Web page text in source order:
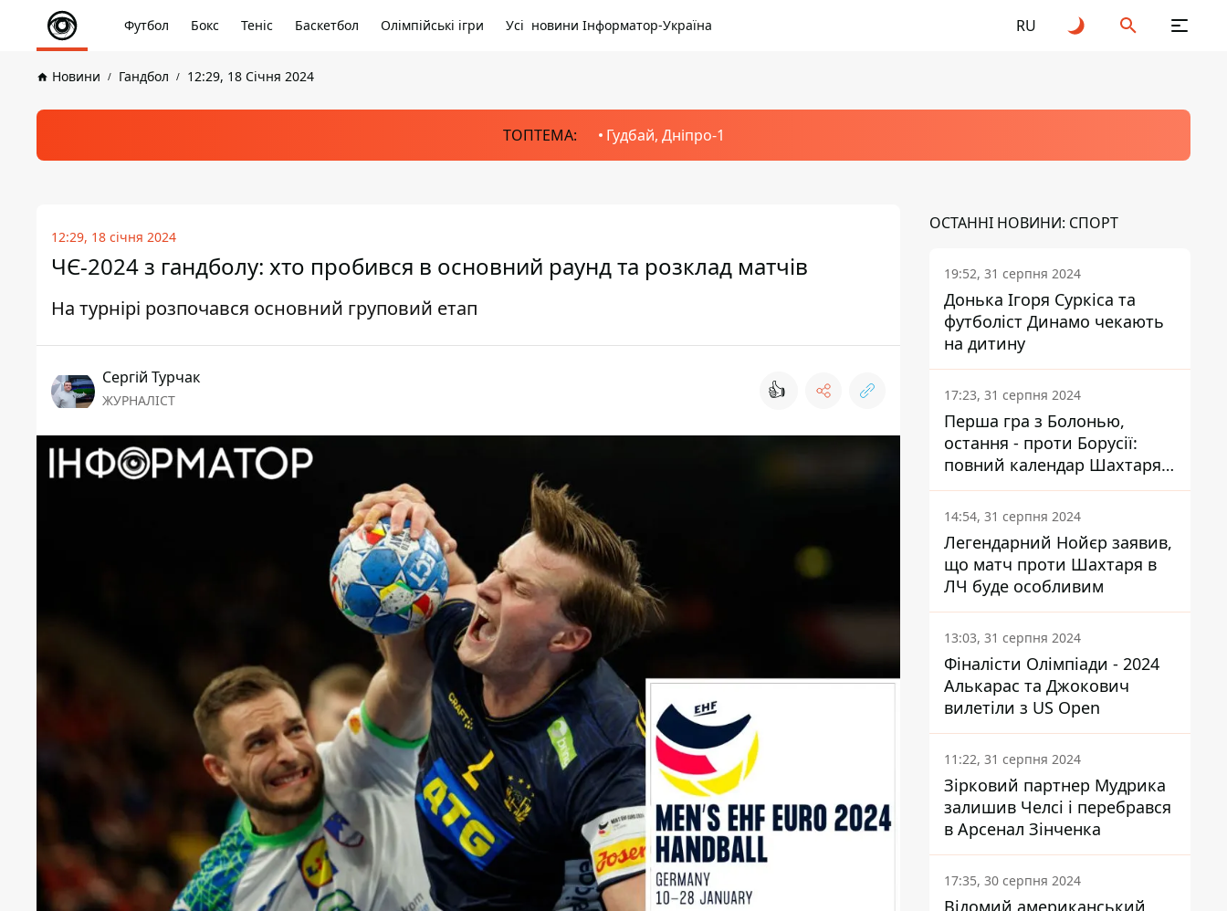
Футбол Бокс Теніс Баскетбол Олімпійські ігри Усі новини Інформатор-Україна RU
Новини Гандбол 12:29, 18 Січня 2024
ТОПТЕМА: Гудбай, Дніпро-1
12:29, 18 січня 2024
ЧЄ-2024 з гандболу: хто пробився в основний раунд та розклад матчів
На турнірі розпочався основний груповий етап
Сергій Турчак
ЖУРНАЛІСТ 👍
ОСТАННІ НОВИНИ: СПОРТ
19:52, 31 серпня 2024
Донька Ігоря Суркіса та
футболіст Динамо чекають
на дитину
17:23, 31 серпня 2024
Перша гра з Болонью,
остання - проти Борусії:
повний календар Шахтаря в
новій ЛЧ
14:54, 31 серпня 2024
Легендарний Нойєр заявив,
що матч проти Шахтаря в
ЛЧ буде особливим
13:03, 31 серпня 2024
Фіналісти Олімпіади - 2024
Алькарас та Джокович
вилетіли з US Open
11:22, 31 серпня 2024
Зірковий партнер Мудрика
залишив Челсі і перебрався
в Арсенал Зінченка
17:35, 30 серпня 2024
Відомий американський